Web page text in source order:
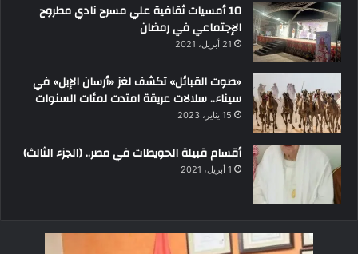
10 أمسيات ثقافية علي مسرح نادي مطروح
الإجتماعي في رمضان
21 أبريل، 2021
«صوت القبائل» تكشف لغز «أرسان الإبل» في
سيناء.. سلالات عريقة امتدت لمئات السنوات
15 يناير، 2023
أقسام قبيلة الحويطات في مصر.. (الجزء الثالث)
1 أبريل، 2021